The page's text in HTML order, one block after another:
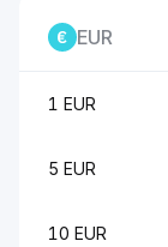
EUR
1 EUR
5 EUR
10 EUR